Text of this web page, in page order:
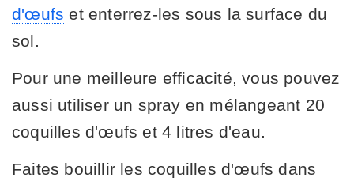
d'œufs et enterrez-les sous la surface du
sol.
Pour une meilleure efficacité, vous pouvez
aussi utiliser un spray en mélangeant 20
coquilles d'œufs et 4 litres d'eau.
Faites bouillir les coquilles d'œufs dans